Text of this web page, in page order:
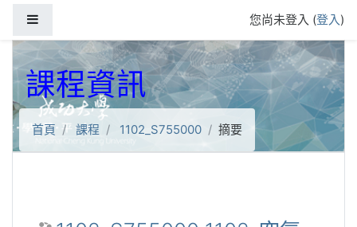
您尚未登入 (登入)
課程資訊
首頁 課程 1102_S755000 摘要